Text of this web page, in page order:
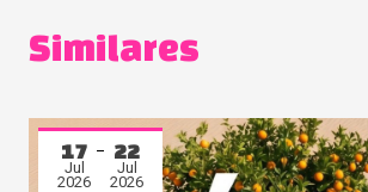
Similares
17
Jul
2026
22
Jul
2026